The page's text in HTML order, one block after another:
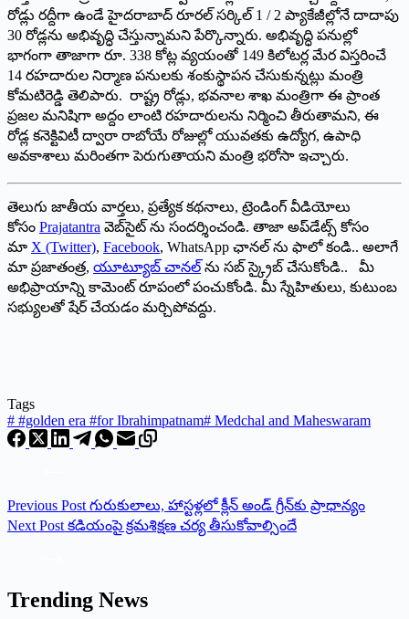
రోడ్లు రద్దీగా ఉండే హైదరాబాద్‌ ‌రూరల్‌ ‌సర్కిల్‌ 1 / 2 ‌ప్యాకేజీల్లోనే దాదాపు
30 రోడ్లను అభివృద్ధి చేస్తున్నామని పేర్కొన్నారు. అభివృద్ధి పనుల్లో
భాగంగా తాజాగా రూ. 338 కోట్ల వ్యయంతో 149 కిలోటర్ల మేర విస్తరించే
14 రహదారుల నిర్మాణ పనులకు శంకుస్థాపన చేసుకున్నట్లు మంత్రి
కోమటిరెడ్డి తెలిపారు. రాష్ట్ర రోడ్లు, భవనాల శాఖ మంత్రిగా ఈ ప్రాంత
ప్రజల మనిషిగా అద్దం లాంటి రహదారులను నిర్మించి తీరుతామని, ఈ
రోడ్ల కనెక్టివిటీ ద్వారా రాబోయే రోజుల్లో యువతకు ఉద్యోగ, ఉపాధి
అవకాశాలు మరింతగా పెరుగుతాయని మంత్రి భరోసా ఇచ్చారు.
తెలుగు జాతీయ వార్తలు, ప్రత్యేక కథనాలు, ట్రెండింగ్ వీడియోలు
కోసం Prajatantra వెబ్‌సైట్ ను సందర్శించండి. తాజా అప్‌డేట్స్ కోసం
మా X (Twitter), Facebook, WhatsApp ఛానల్ ను ఫాలో కండి.. అలాగే
మా ప్రజాతంత్ర, యూట్యూబ్ చానల్ ను సబ్ స్క్రైబ్ చేసుకోండి.. మీ
అభిప్రాయాన్ని కామెంట్ రూపంలో పంచుకోండి. మీ స్నేహితులు, కుటుంబ
సభ్యులతో షేర్ చేయడం మర్చిపోవద్దు.
Tags
# #golden era #for Ibrahimpatnam# Medchal and Maheswaram
Previous Post గురుకులాలు, హాస్టళ్లలో క్లీన్ అండ్ గ్రీన్‌కు ప్రాధాన్యం
Next Post కడియంపై క్రమశిక్షణ చర్య తీసుకోవాల్సిందే
Trending News